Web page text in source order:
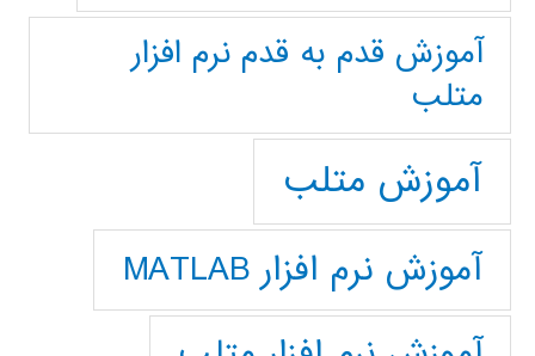
آموزش قدم به قدم نرم افزار
متلب
آموزش متلب
آموزش نرم افزار MATLAB